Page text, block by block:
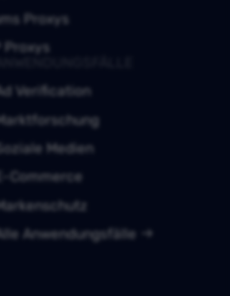
Proxys
Proxys
Verification
Soziale Medien
E-Commerce
Anwendungsfälle